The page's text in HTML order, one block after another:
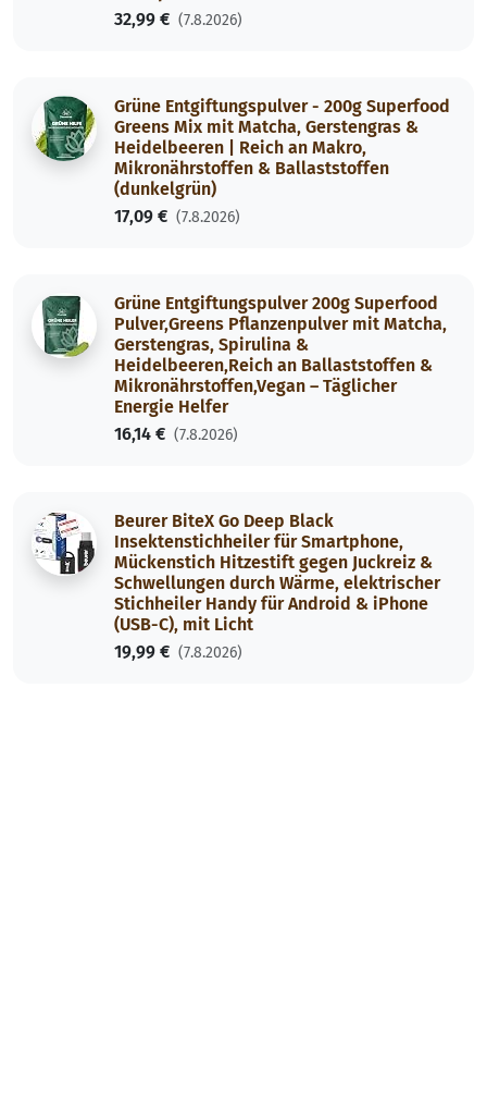
32,99 € (7.8.2026)
Grüne Entgiftungspulver - 200g Superfood
Greens Mix mit Matcha, Gerstengras &
Heidelbeeren | Reich an Makro,
Mikronährstoffen & Ballaststoffen
(dunkelgrün)
17,09 € (7.8.2026)
Grüne Entgiftungspulver 200g Superfood
Pulver,Greens Pflanzenpulver mit Matcha,
Gerstengras, Spirulina &
Heidelbeeren,Reich an Ballaststoffen &
Mikronährstoffen,Vegan – Täglicher
Energie Helfer
16,14 € (7.8.2026)
Beurer BiteX Go Deep Black
Insektenstichheiler für Smartphone,
Mückenstich Hitzestift gegen Juckreiz &
Schwellungen durch Wärme, elektrischer
Stichheiler Handy für Android & iPhone
(USB-C), mit Licht
19,99 € (7.8.2026)